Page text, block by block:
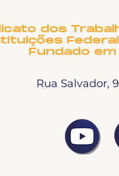
dos
Fundado
Rua Salvador,